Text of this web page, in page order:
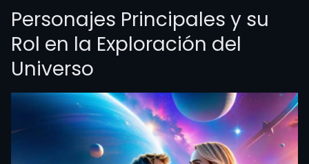
Personajes Principales y su
Rol en la Exploración del
Universo